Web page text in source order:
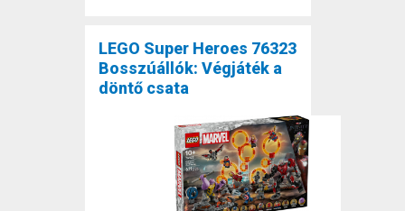
LEGO Super Heroes 76323
Bosszúállók: Végjáték a
döntő csata